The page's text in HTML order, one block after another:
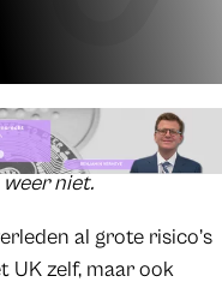
niet.
al grote risico’s
UK zelf, maar ook